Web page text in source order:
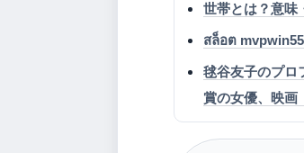
世帯とは？意味
สล็อต
毬谷友子のプロ
賞の女優、映画